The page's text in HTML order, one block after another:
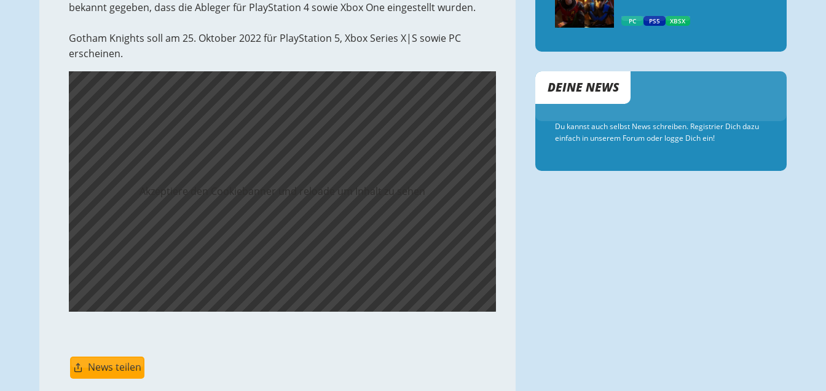
bekannt gegeben, dass die Ableger für PlayStation 4 sowie Xbox One eingestellt wurden.
Gotham Knights soll am 25. Oktober 2022 für PlayStation 5, Xbox Series X|S sowie PC
erscheinen.
Akzeptiere den Cookiebanner und reloade um Inhalt zu sehen
News teilen
PC PS5 XBSX
DEINE NEWS
Du kannst auch selbst News schreiben. Registrier Dich dazu
einfach in unserem Forum oder logge Dich ein!